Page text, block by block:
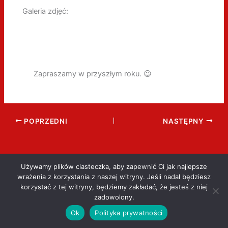
Galeria zdjęć:
Zapraszamy w przyszłym roku. 😉
POPRZEDNI NASTĘPNY
Używamy plików ciasteczka, aby zapewnić Ci jak najlepsze
wrażenia z korzystania z naszej witryny. Jeśli nadal będziesz
korzystać z tej witryny, będziemy zakładać, że jesteś z niej
zadowolony.
Ok
Polityka prywatności